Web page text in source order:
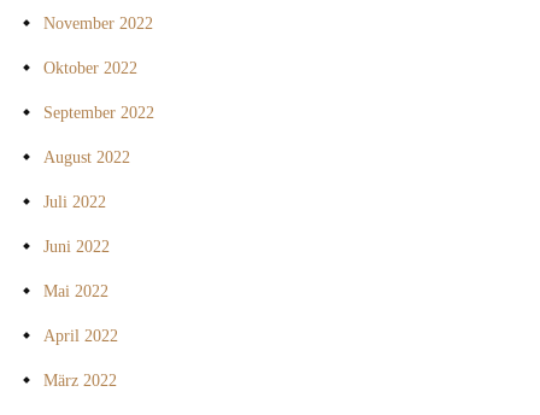
November 2022
Oktober 2022
September 2022
August 2022
Juli 2022
Juni 2022
Mai 2022
April 2022
März 2022